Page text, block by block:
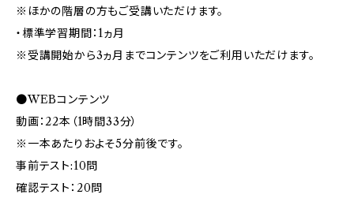
※ほかの階層の方もご受講いただけます。
・標準学習期間：1ヵ月
※受講開始から3ヵ月までコンテンツをご利用いただけます。
●WEBコンテンツ
動画：22本（1時間33分）
※一本あたりおよそ5分前後です。
事前テスト:10問
確認テスト：20問